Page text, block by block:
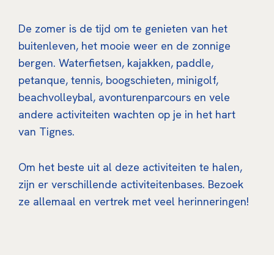
De zomer is de tijd om te genieten van het
buitenleven, het mooie weer en de zonnige
bergen. Waterfietsen, kajakken, paddle,
petanque, tennis, boogschieten, minigolf,
beachvolleybal, avonturenparcours en vele
andere activiteiten wachten op je in het hart
van Tignes.
Om het beste uit al deze activiteiten te halen,
zijn er verschillende activiteitenbases. Bezoek
ze allemaal en vertrek met veel herinneringen!